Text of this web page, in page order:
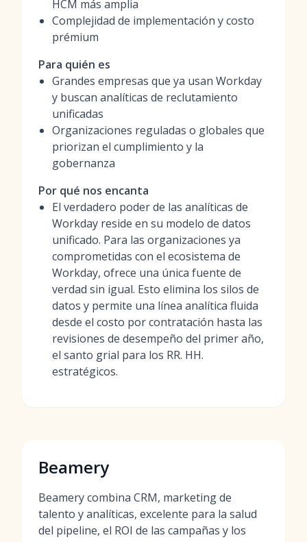
HCM más amplia
Complejidad de implementación y costo
prémium
Para quién es
Grandes empresas que ya usan Workday
y buscan analíticas de reclutamiento
unificadas
Organizaciones reguladas o globales que
priorizan el cumplimiento y la
gobernanza
Por qué nos encanta
El verdadero poder de las analíticas de
Workday reside en su modelo de datos
unificado. Para las organizaciones ya
comprometidas con el ecosistema de
Workday, ofrece una única fuente de
verdad sin igual. Esto elimina los silos de
datos y permite una línea analítica fluida
desde el costo por contratación hasta las
revisiones de desempeño del primer año,
el santo grial para los RR. HH.
estratégicos.
Beamery
Beamery combina CRM, marketing de
talento y analíticas, excelente para la salud
del pipeline, el ROI de las campañas y los